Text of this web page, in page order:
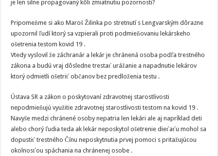
je len silne propagovaný kôli zmiatnutiu pozornosti?
Pripomeňme si ako Maroš Žilinka po stretnutí s Lengvarským dôrazne
upozornil ľudí ktorý sa vzpierali proti podmieňovaniu lekárskeho
ošetrenia testom kovid 19 .
Vtedy vyslovil že záchranár a lekár je chránená osoba podľa trestného
zákona a budú vraj dôsledne trestať urážanie a napadnutie lekárov
ktorý odmietli ošetriť občanov bez predloženia testu .
Ústava SR a zákon o poskytovaní zdravotnej starostlivosti
nepodmieňujú využitie zdravotnej starostlivosti testom na kovid 19 .
Navyše medzi chránené osoby nepatria len lekári ale aj napríklad deti
alebo chorý ľudia teda ak lekár neposkytol ošetrenie dieťaťu mohol sa
dopustiť trestného Čínu neposkytnutia prvej pomoci s pritažujúcou
okolnosťou spáchania na chránenej osobe .